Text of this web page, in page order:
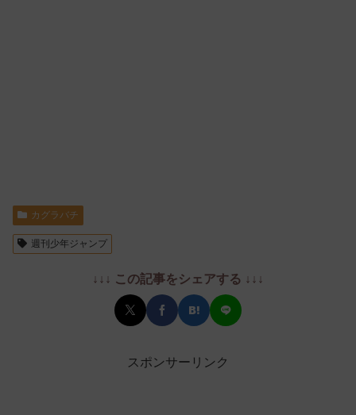
カグラバチ
週刊少年ジャンプ
↓↓↓ この記事をシェアする ↓↓↓
スポンサーリンク